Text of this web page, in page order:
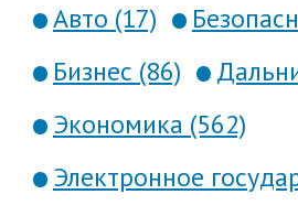
Авто (17)
Бизнес (86)
Экономика (562)
Электронное